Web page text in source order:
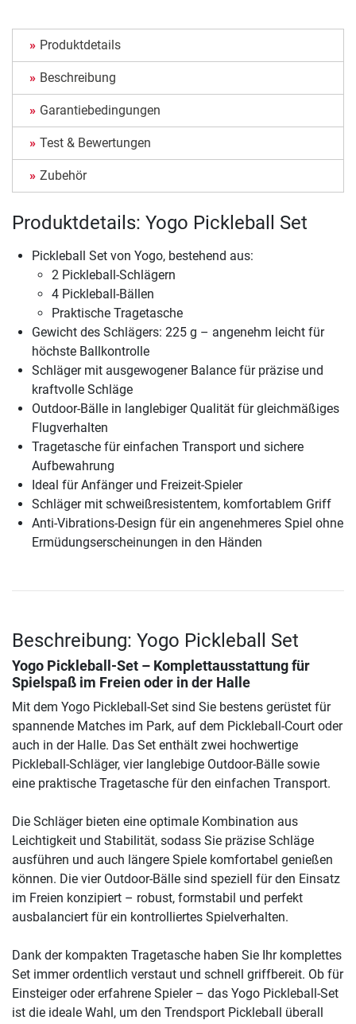
Produktdetails
Beschreibung
Garantiebedingungen
Test & Bewertungen
Zubehör
Produktdetails: Yogo Pickleball Set
Pickleball Set von Yogo, bestehend aus:
2 Pickleball-Schlägern
4 Pickleball-Bällen
Praktische Tragetasche
Gewicht des Schlägers: 225 g – angenehm leicht für
höchste Ballkontrolle
Schläger mit ausgewogener Balance für präzise und
kraftvolle Schläge
Outdoor-Bälle in langlebiger Qualität für gleichmäßiges
Flugverhalten
Tragetasche für einfachen Transport und sichere
Aufbewahrung
Ideal für Anfänger und Freizeit-Spieler
Schläger mit schweißresistentem, komfortablem Griff
Anti-Vibrations-Design für ein angenehmeres Spiel ohne
Ermüdungserscheinungen in den Händen
Beschreibung: Yogo Pickleball Set
Yogo Pickleball-Set – Komplettausstattung für
Spielspaß im Freien oder in der Halle
Mit dem Yogo Pickleball-Set sind Sie bestens gerüstet für
spannende Matches im Park, auf dem Pickleball-Court oder
auch in der Halle. Das Set enthält zwei hochwertige
Pickleball-Schläger, vier langlebige Outdoor-Bälle sowie
eine praktische Tragetasche für den einfachen Transport.
Die Schläger bieten eine optimale Kombination aus
Leichtigkeit und Stabilität, sodass Sie präzise Schläge
ausführen und auch längere Spiele komfortabel genießen
können. Die vier Outdoor-Bälle sind speziell für den Einsatz
im Freien konzipiert – robust, formstabil und perfekt
ausbalanciert für ein kontrolliertes Spielverhalten.
Dank der kompakten Tragetasche haben Sie Ihr komplettes
Set immer ordentlich verstaut und schnell griffbereit. Ob für
Einsteiger oder erfahrene Spieler – das Yogo Pickleball-Set
ist die ideale Wahl, um den Trendsport Pickleball überall